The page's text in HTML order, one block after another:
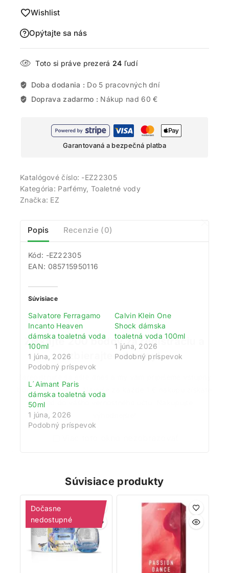
Wishlist
Opýtajte sa nás
Toto si práve prezerá 24 ľudí
Doba dodania : Do 5 pracovných dní
Doprava zadarmo : Nákup nad 60 €
Garantovaná a bezpečná platba
Katalógové číslo: -EZ22305
Kategória: Parfémy, Toaletné vody
Značka: EZ
Popis Recenzie (0)
Kód: -EZ22305
EAN: 085715950116
Súvisiace
Salvatore Ferragamo
Incanto Heaven
dámska toaletná voda
100ml
1 júna, 2026
Podobný príspevok
Calvin Klein One
Shock dámska
toaletná voda 100ml
1 júna, 2026
Podobný príspevok
L´Aimant Paris
dámska toaletná voda
50ml
1 júna, 2026
Podobný príspevok
Súvisiace produkty
Dočasne
nedostupné
Získajte 200 bodov za registráciu a
zbierajte odmeny!
bonus 200 bodov. Navyše za každé 1 € nákupu získate
1 bod do vášho vernostného účtu. Nakupujte